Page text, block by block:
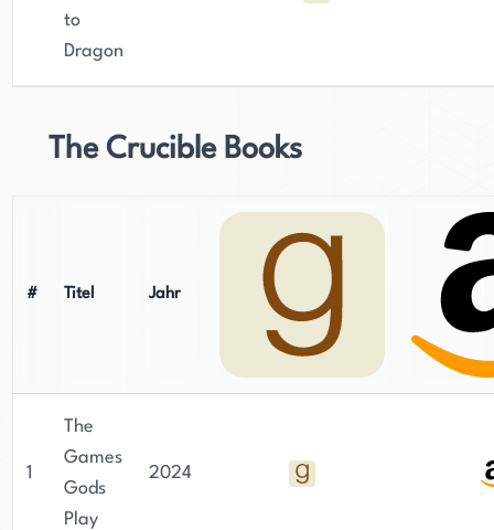
to
Dragon
The Crucible Books
# Titel Jahr
1
The
Games
Gods
Play
2024